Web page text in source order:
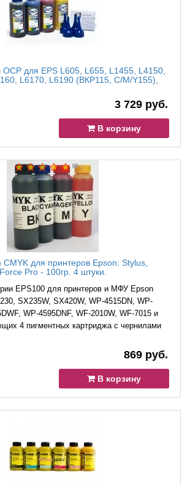
ОСР для EPS L605, L655, L1455, L4150,
L6170, L6190 (ВКP115, C/M/Y155),
3 729 руб.
В корзину
1
CMYK для принтеров Epson: Stylus,
Pro - 100гр. 4 штуки.
EPS100 для принтеров и МФУ Epson
SX235W, SX420W, WP-4515DN, WP-
WP-4595DNF, WF-2010W, WF-7015 и
4 пигментных картриджа с чернилами
869 руб.
В корзину